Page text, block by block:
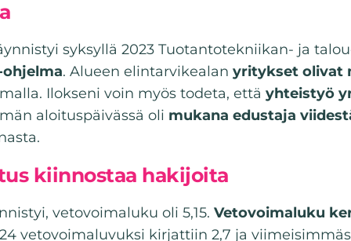
syksyllä 2023 Tuotantotekniikan- ja
. Alueen elintarvikealan yritykset olivat
Ilokseni voin myös todeta, että yhteistyö
aloituspäivässä oli mukana edustaja
kiinnostaa hakijoita
vetovoimaluku oli 5,15. Vetovoimaluku
vetovoimaluvuksi kirjattiin 2,7 ja